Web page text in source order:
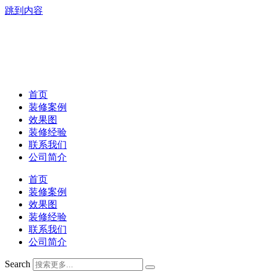
跳到内容
首页
装修案例
效果图
装修经验
联系我们
公司简介
首页
装修案例
效果图
装修经验
联系我们
公司简介
Search